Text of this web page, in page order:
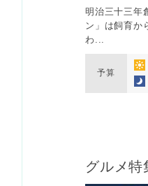
明治三十三年
ン」は飼育か
わ...
予算
グルメ特